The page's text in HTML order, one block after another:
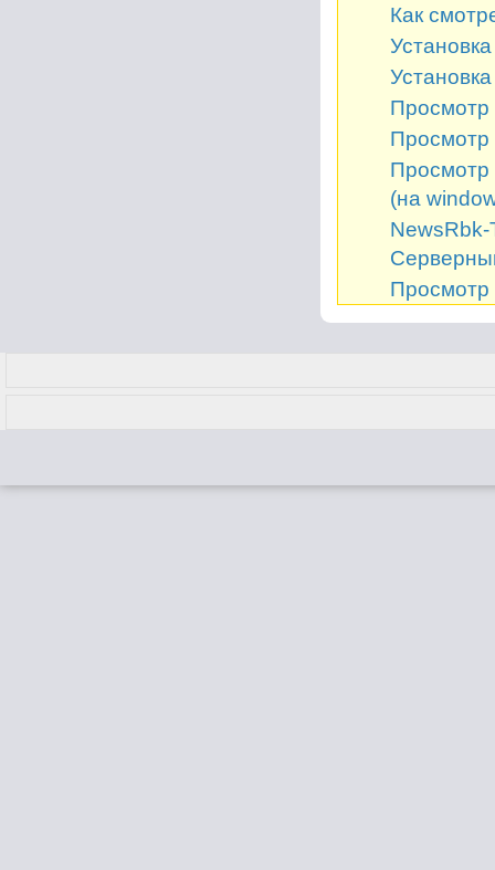
Как
Просмотр
Просмотр
Просмотр
(на
Просмотр